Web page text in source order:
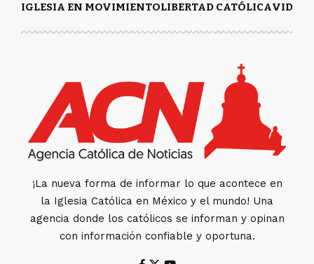
IGLESIA EN MOVIMIENTOLIBERTAD CATÓLICAVIDA
¡La nueva forma de informar lo que acontece en
la Iglesia Católica en México y el mundo! Una
agencia donde los católicos se informan y opinan
con información confiable y oportuna.